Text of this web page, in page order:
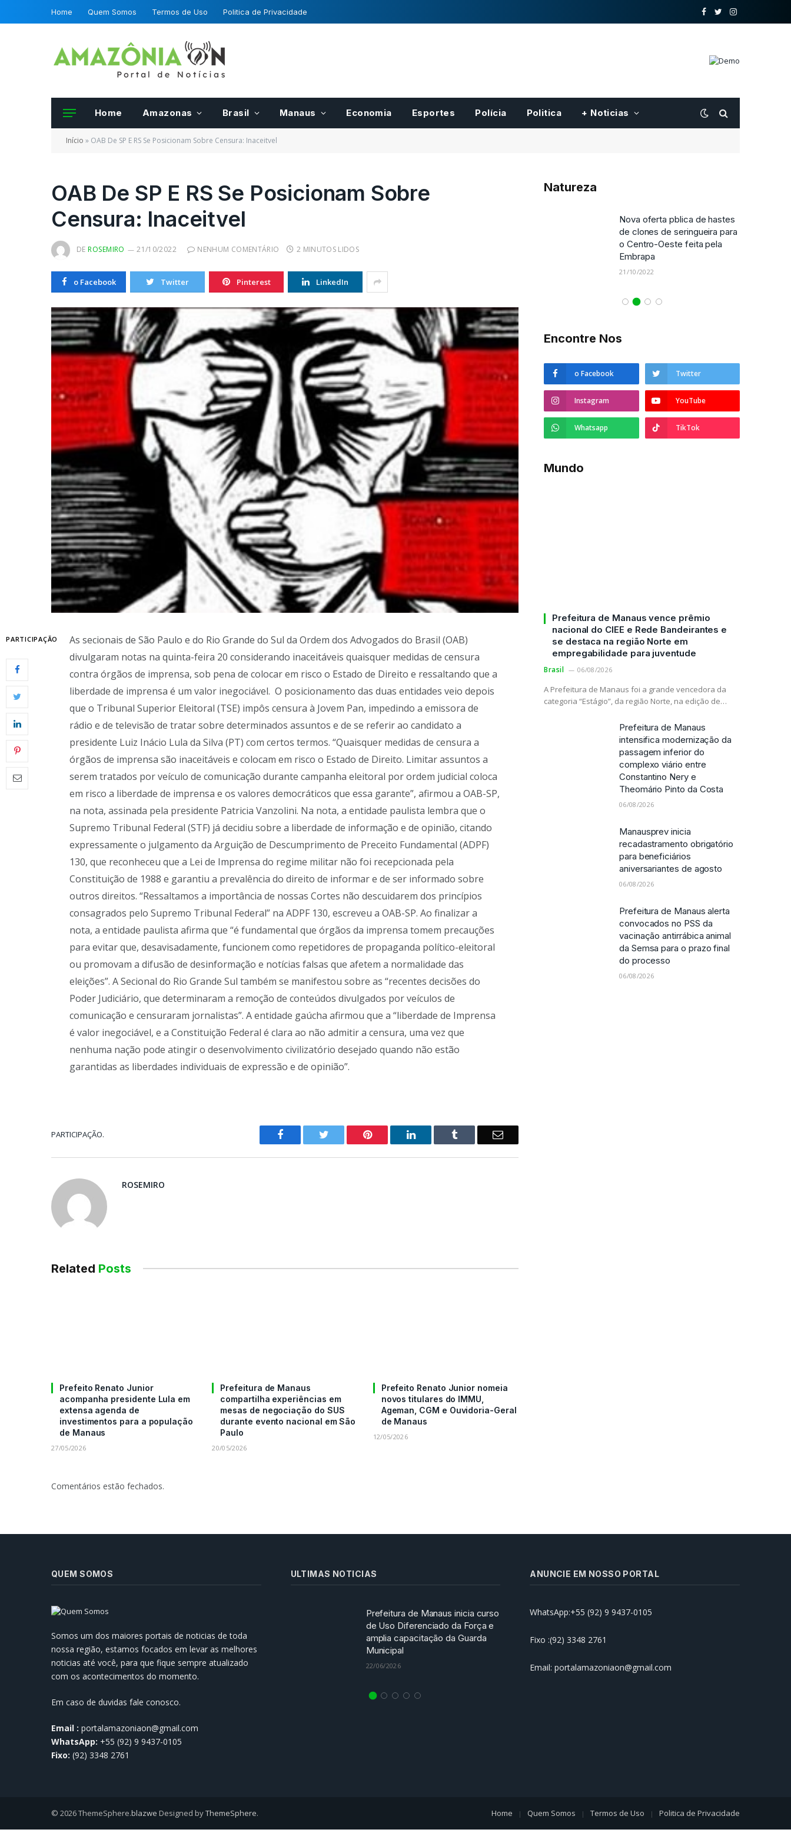
Home Quem Somos Termos de Uso Politica de Privacidade
o
TwitterInstagram
Home Amazonas Brasil Manaus Economia Esportes Polícia Politica + Noticias
Início » OAB De SP E RS Se Posicionam Sobre Censura: Inaceitvel
OAB De SP E RS Se Posicionam Sobre
Censura: Inaceitvel
DE ROSEMIRO 21/10/2022 NENHUM COMENTÁRIO 2 MINUTOS LIDOS
o Facebook Twitter Pinterest LinkedIn
PARTICIPAÇÃO
As secionais de São Paulo e do Rio Grande do Sul da Ordem dos Advogados do Brasil (OAB)
divulgaram notas na quinta-feira 20 considerando inaceitáveis quaisquer medidas de censura
contra órgãos de imprensa, sob pena de colocar em risco o Estado de Direito e ressaltando que a
liberdade de imprensa é um valor inegociável. O posicionamento das duas entidades veio depois
que o Tribunal Superior Eleitoral (TSE) impôs censura à Jovem Pan, impedindo a emissora de
rádio e de televisão de tratar sobre determinados assuntos e de se referir ao candidato a
presidente Luiz Inácio Lula da Silva (PT) com certos termos. “Quaisquer medidas de censura a
órgãos de imprensa são inaceitáveis e colocam em risco o Estado de Direito. Limitar assuntos a
serem tratados por veículo de comunicação durante campanha eleitoral por ordem judicial coloca
em risco a liberdade de imprensa e os valores democráticos que essa garante”, afirmou a OAB-SP,
na nota, assinada pela presidente Patricia Vanzolini. Na nota, a entidade paulista lembra que o
Supremo Tribunal Federal (STF) já decidiu sobre a liberdade de informação e de opinião, citando
expressamente o julgamento da Arguição de Descumprimento de Preceito Fundamental (ADPF)
130, que reconheceu que a Lei de Imprensa do regime militar não foi recepcionada pela
Constituição de 1988 e garantiu a prevalência do direito de informar e de ser informado sobre
outros direitos. “Ressaltamos a importância de nossas Cortes não descuidarem dos princípios
consagrados pelo Supremo Tribunal Federal” na ADPF 130, escreveu a OAB-SP. Ao finalizar a
nota, a entidade paulista afirma que “é fundamental que órgãos da imprensa tomem precauções
para evitar que, desavisadamente, funcionem como repetidores de propaganda político-eleitoral
ou promovam a difusão de desinformação e notícias falsas que afetem a normalidade das
eleições”. A Secional do Rio Grande Sul também se manifestou sobre as “recentes decisões do
Poder Judiciário, que determinaram a remoção de conteúdos divulgados por veículos de
comunicação e censuraram jornalistas”. A entidade gaúcha afirmou que a “liberdade de Imprensa
é valor inegociável, e a Constituição Federal é clara ao não admitir a censura, uma vez que
nenhuma nação pode atingir o desenvolvimento civilizatório desejado quando não estão
garantidas as liberdades individuais de expressão e de opinião”.
PARTICIPAÇÃO.
o
Twitter Pinterest LinkedIn Tumblr
E-
ROSEMIRO
Related Posts
Prefeito Renato Junior
acompanha presidente Lula em
extensa agenda de
investimentos para a população
de Manaus
27/05/2026
Prefeitura de Manaus
compartilha experiências em
mesas de negociação do SUS
durante evento nacional em São
Paulo
20/05/2026
Prefeito Renato Junior nomeia
novos titulares do IMMU,
Ageman, CGM e Ouvidoria-Geral
de Manaus
12/05/2026
Comentários estão fechados.
Natureza
Frutas e hortalias para pases
certificadas por fiscais do
Mapa
20/10/2022
Nova oferta pblica de hastes
de clones de seringueira para
o Centro-Oeste feita pela
Embrapa
21/10/2022
Encontre Nos
o Facebook Twitter
Instagram YouTube
Whatsapp TikTok
Mundo
Prefeitura de Manaus vence prêmio
nacional do CIEE e Rede Bandeirantes e
se destaca na região Norte em
empregabilidade para juventude
Brasil 06/08/2026
A Prefeitura de Manaus foi a grande vencedora da
categoria “Estágio”, da região Norte, na edição de…
Prefeitura de Manaus
intensifica modernização da
passagem inferior do
complexo viário entre
Constantino Nery e
Theomário Pinto da Costa
06/08/2026
Manausprev inicia
recadastramento obrigatório
para beneficiários
aniversariantes de agosto
06/08/2026
Prefeitura de Manaus alerta
convocados no PSS da
vacinação antirrábica animal
da Semsa para o prazo final
do processo
06/08/2026
QUEM SOMOS
Somos um dos maiores portais de noticias de toda
nossa região, estamos focados em levar as melhores
noticias até você, para que fique sempre atualizado
com os acontecimentos do momento.
Em caso de duvidas fale conosco.
Email : portalamazoniaon@gmail.com
WhatsApp: +55 (92) 9 9437-0105
Fixo: (92) 3348 2761
ULTIMAS NOTICIAS
Inverno Amazônico
07/05/2024
Prefeitura de Manaus inicia curso
de Uso Diferenciado da Força e
amplia capacitação da Guarda
Municipal
22/06/2026
Prefeitura de Manaus realiza
15/06/2026
ANUNCIE EM NOSSO PORTAL
WhatsApp:+55 (92) 9 9437-0105
Fixo :(92) 3348 2761
Email: portalamazoniaon@gmail.com
© 2026 ThemeSphere.blazwe Designed byThemeSphere. Home Quem Somos Termos de Uso Politica de Privacidade